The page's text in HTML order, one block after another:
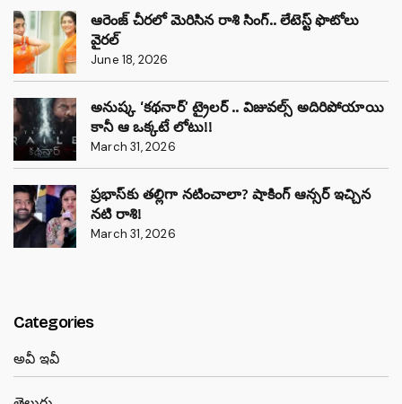
ఆరెంజ్ చీరలో మెరిసిన రాశి సింగ్.. లేటెస్ట్ ఫొటోలు
వైరల్
June 18, 2026
అనుష్క ‘కథనార్’ ట్రైలర్ .. విజువల్స్ అదిరిపోయాయి
కానీ ఆ ఒక్కటే లోటు!!
March 31, 2026
ప్రభాస్‌కు తల్లిగా నటించాలా? షాకింగ్ ఆన్సర్ ఇచ్చిన
నటి రాశి!
March 31, 2026
Categories
అవీ ఇవీ